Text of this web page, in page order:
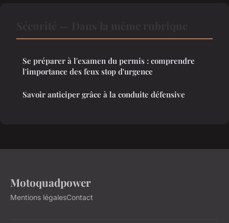
Se préparer à l'examen du permis : comprendre
l'importance des feux stop d'urgence
Savoir anticiper grâce à la conduite défensive
Motoquadpower
Mentions légalesContact